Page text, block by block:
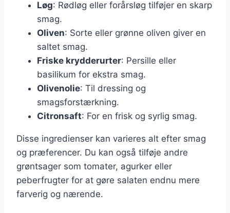
Løg: Rødløg eller forårsløg tilføjer en skarp
smag.
Oliven: Sorte eller grønne oliven giver en
saltet smag.
Friske krydderurter: Persille eller
basilikum for ekstra smag.
Olivenolie: Til dressing og
smagsforstærkning.
Citronsaft: For en frisk og syrlig smag.
Disse ingredienser kan varieres alt efter smag
og præferencer. Du kan også tilføje andre
grøntsager som tomater, agurker eller
peberfrugter for at gøre salaten endnu mere
farverig og nærende.